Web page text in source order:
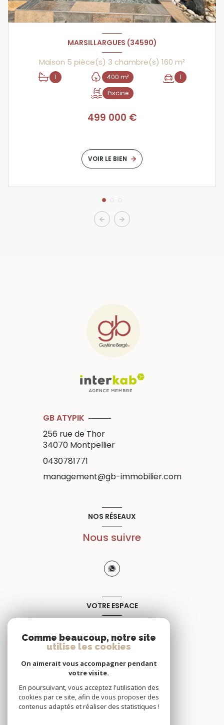
MARSILLARGUES (34590)
Maison 5 pièce(s) 3 chambre(s) 160 m²
1 400 m²
1
Piscine
499 000 €
VOIR LE BIEN
GB ATYPIK
256 rue de Thor
34070 Montpellier
0430781771
management@gb-immobilier.com
NOS RÉSEAUX
Nous suivre
VOTRE ESPACE
Comme beaucoup, notre site
utilise les cookies
On aimerait vous accompagner pendant
votre visite.
En poursuivant, vous acceptez l'utilisation des
cookies par ce site, afin de vous proposer des
contenus adaptés et réaliser des statistiques !